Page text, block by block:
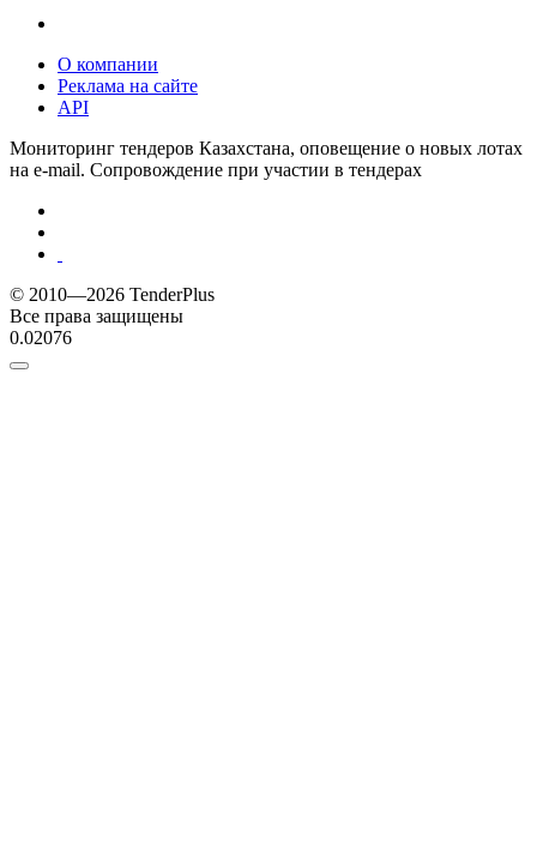
О компании
Реклама на сайте
API
Мониторинг тендеров Казахстана, оповещение о новых лотах
на e-mail. Сопровождение при участии в тендерах
© 2010—2026 TenderPlus
Все права защищены
0.02076